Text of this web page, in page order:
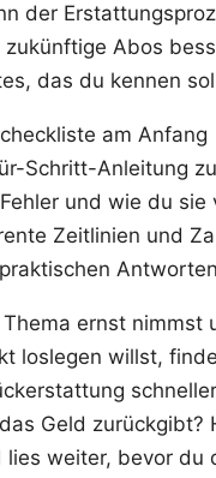
der
Abos
das du kennen
am Anfang
Schritt-Anleitung
und wie du sie
Zeitlinien und
Antworten
ernst
loslegen willst,
Geld zurückgibt?
lies weiter, bevor du